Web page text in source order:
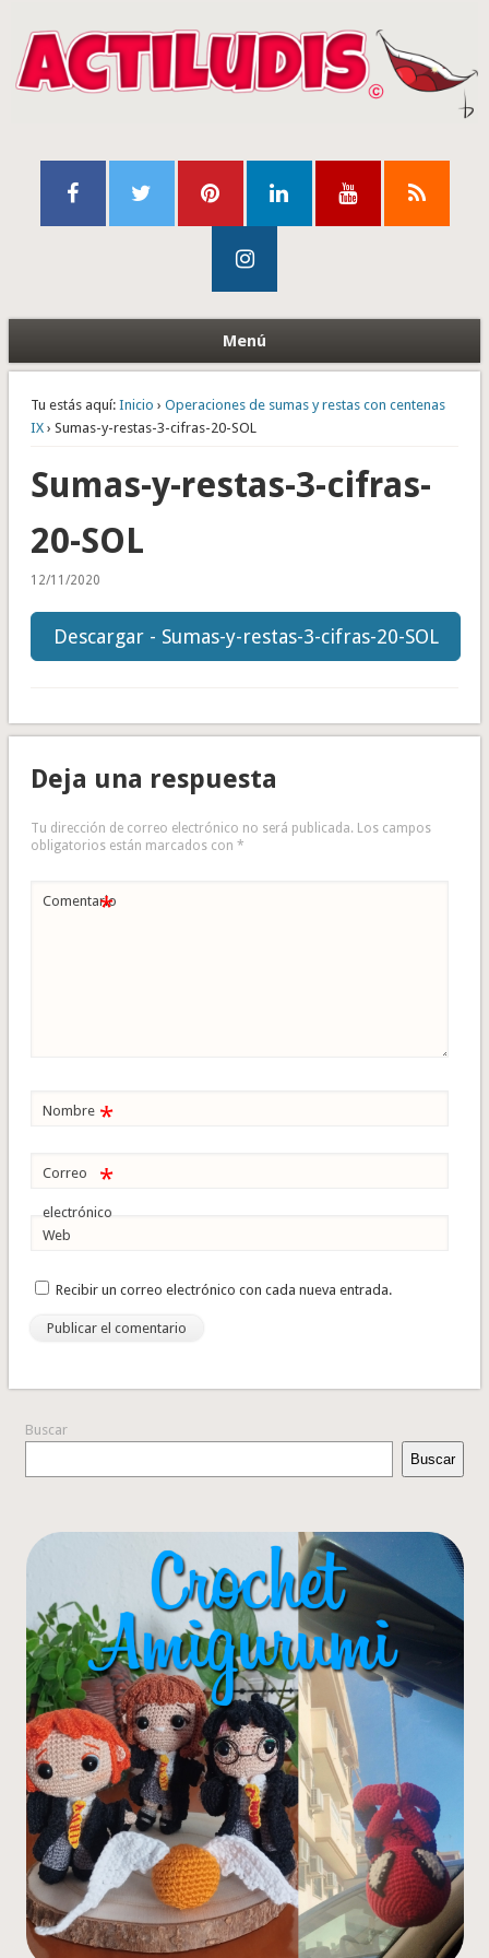
Menú
Tu estás aquí: Inicio › Operaciones de sumas y restas con centenas
IX› Sumas-y-restas-3-cifras-20-SOL
Sumas-y-restas-3-cifras-
20-SOL
12/11/2020
Descargar - Sumas-y-restas-3-cifras-20-SOL
Deja una respuesta
Tu dirección de correo electrónico no será publicada. Los campos
obligatorios están marcados con *
Comentario
*
Nombre *
Correo
electrónico
*
Web
Recibir un correo electrónico con cada nueva entrada.
Buscar
Buscar